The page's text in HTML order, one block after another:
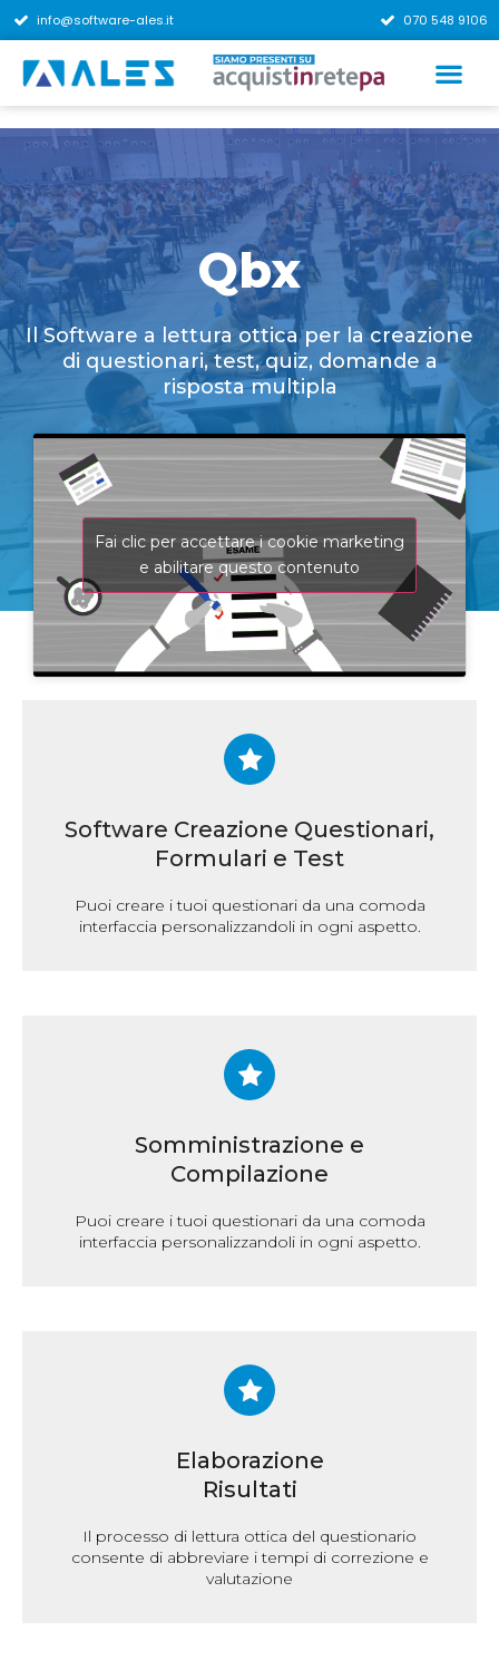
info@software-ales.it 070 548 9106
Qbx
Il Software a lettura ottica per la creazione
di questionari, test, quiz, domande a
risposta multipla
Fai clic per accettare i cookie marketing
e abilitare questo contenuto
Software Creazione Questionari,
Formulari e Test
Puoi creare i tuoi questionari da una comoda
interfaccia personalizzandoli in ogni aspetto.
Somministrazione e
Compilazione
Puoi creare i tuoi questionari da una comoda
interfaccia personalizzandoli in ogni aspetto.
Elaborazione
Risultati
Il processo di lettura ottica del questionario
consente di abbreviare i tempi di correzione e
valutazione